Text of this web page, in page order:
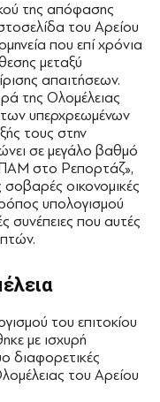
της απόφασης
του Αρείου
που επί χρόνια
μεταξύ
απαιτήσεων.
της Ολομέλειας
των υπερχρεωμένων
τους στην
σε μεγάλο βαθμό
στο Ρεπορτάζ»,
σοβαρές οικονομικές
υπολογισμού
συνέπειες που αυτές
του επιτοκίου
με ισχυρή
διαφορετικές
του Αρείου